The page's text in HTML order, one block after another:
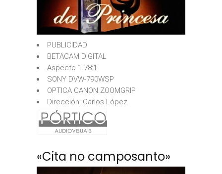
PUBLICIDAD
BETACAM DIGITAL
Aspecto 1.78:1
SONY DVW-790WSP
OPTICA CANON ZOOMGRIP
Dirección: Carlos López
«Cita no camposanto»